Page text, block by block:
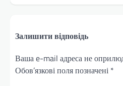
Залишити відповідь
Ваша e-mail адреса не
Обов’язкові поля позначені *